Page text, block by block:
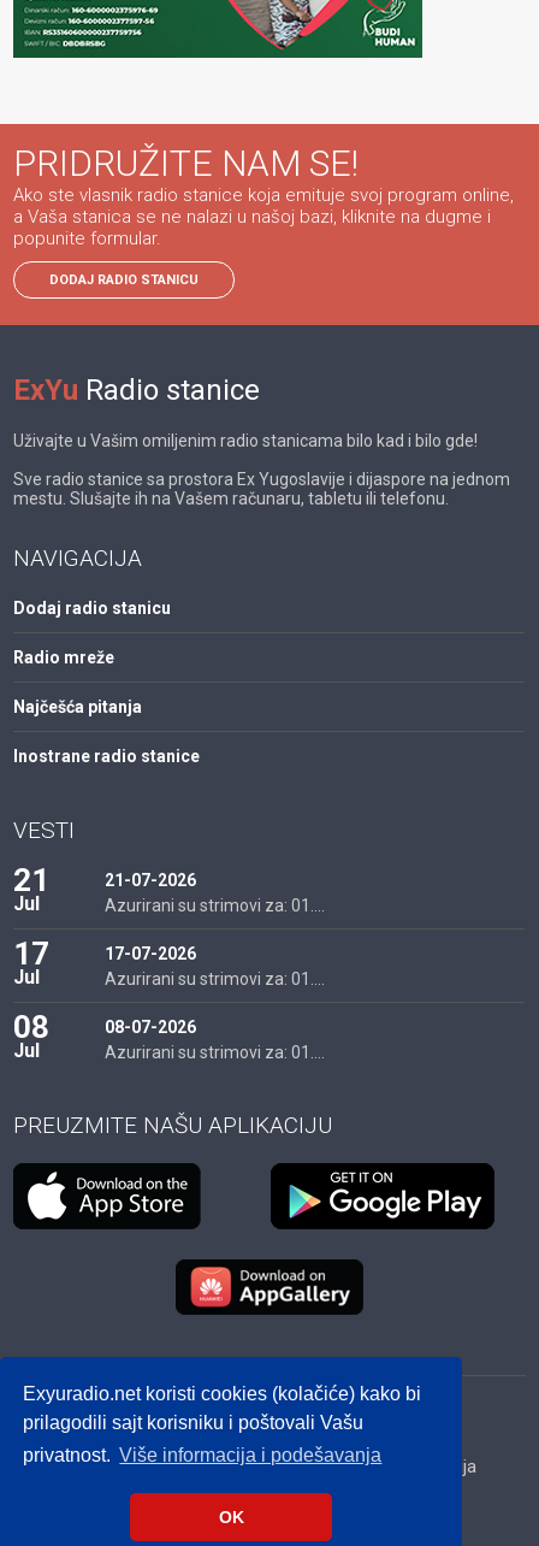
Exyuradio.net koristi cookies (kolačiće) kako bi
prilagodili sajt korisniku i poštovali Vašu
privatnost. Više informacija i podešavanja
OK
PRIDRUŽITE NAM SE!
Ako ste vlasnik radio stanice koja emituje svoj program online,
a Vaša stanica se ne nalazi u našoj bazi, kliknite na dugme i
popunite formular.
DODAJ RADIO STANICU
ExYu Radio stanice
Uživajte u Vašim omiljenim radio stanicama bilo kad i bilo gde!
Sve radio stanice sa prostora Ex Yugoslavije i dijaspore na jednom
mestu. Slušajte ih na Vašem računaru, tabletu ili telefonu.
NAVIGACIJA
Dodaj radio stanicu
Radio mreže
Najčešća pitanja
Inostrane radio stanice
VESTI
21
Jul
21-07-2026
Azurirani su strimovi za: 01....
17
Jul
17-07-2026
Azurirani su strimovi za: 01....
08
Jul
08-07-2026
Azurirani su strimovi za: 01....
PREUZMITE NAŠU APLIKACIJU
© 2012 - 2026! exyuradio.net -Politika privatnosti -
created by IMS.RS
Srbija
Hrvatska BiH Crna Gora Makedonija
Slovenija